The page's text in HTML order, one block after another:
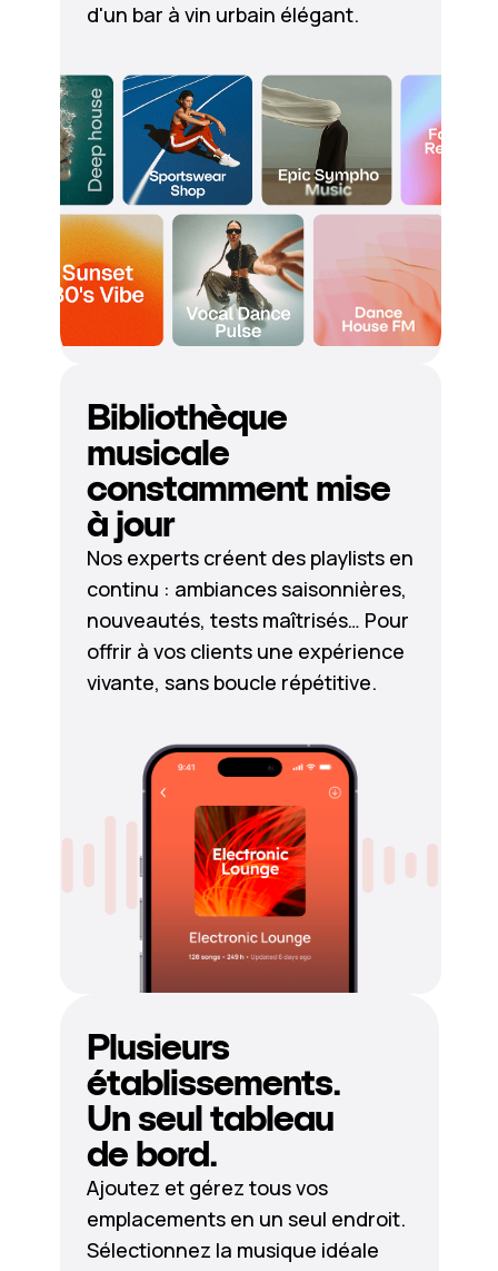
d'un bar à vin urbain élégant.
Bibliothèque
musicale
constamment mise
à jour
Nos experts créent des playlists en
continu : ambiances saisonnières,
nouveautés, tests maîtrisés… Pour
offrir à vos clients une expérience
vivante, sans boucle répétitive.
Plusieurs
établissements.
Un seul tableau
de bord.
Ajoutez et gérez tous vos
emplacements en un seul endroit.
Sélectionnez la musique idéale